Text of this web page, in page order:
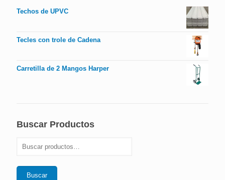
Techos de UPVC
Tecles con trole de Cadena
Carretilla de 2 Mangos Harper
Buscar Productos
Buscar